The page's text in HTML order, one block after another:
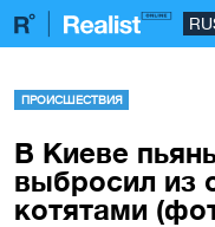
ПРОИСШЕСТВИЯ
В Киеве
выбросил из
котятами